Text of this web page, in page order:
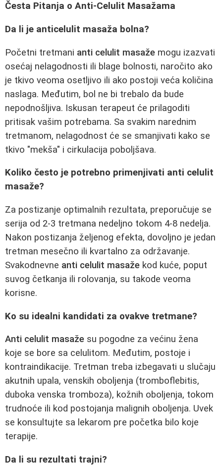
Česta Pitanja o Anti-Celulit Masažama
Da li je anticelulit masaža bolna?
Početni tretmani anti celulit masaže mogu izazvati
osećaj nelagodnosti ili blage bolnosti, naročito ako
je tkivo veoma osetljivo ili ako postoji veća količina
naslaga. Međutim, bol ne bi trebalo da bude
nepodnošljiva. Iskusan terapeut će prilagoditi
pritisak vašim potrebama. Sa svakim narednim
tretmanom, nelagodnost će se smanjivati kako se
tkivo "mekša" i cirkulacija poboljšava.
Koliko često je potrebno primenjivati anti celulit
masaže?
Za postizanje optimalnih rezultata, preporučuje se
serija od 2-3 tretmana nedeljno tokom 4-8 nedelja.
Nakon postizanja željenog efekta, dovoljno je jedan
tretman mesečno ili kvartalno za održavanje.
Svakodnevne anti celulit masaže kod kuće, poput
suvog četkanja ili rolovanja, su takode veoma
korisne.
Ko su idealni kandidati za ovakve tretmane?
Anti celulit masaže su pogodne za većinu žena
koje se bore sa celulitom. Međutim, postoje i
kontraindikacije. Tretman treba izbegavati u slučaju
akutnih upala, venskih oboljenja (tromboflebitis,
duboka venska tromboza), kožnih oboljenja, tokom
trudnoće ili kod postojanja malignih oboljenja. Uvek
se konsultujte sa lekarom pre početka bilo koje
terapije.
Da li su rezultati trajni?